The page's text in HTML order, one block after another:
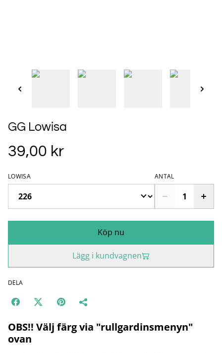
GG Lowisa
39,00 kr
LOWISA ANTAL
Köp nu
Lägg i kundvagnen
DELA
OBS!! Välj färg via "rullgardinsmenyn"
ovan